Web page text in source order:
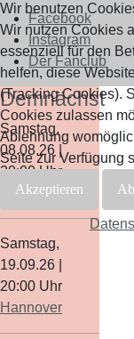
Facebook
Instagram
Der Fanclub
Demnächst
Samstag,
08.08.26 |
20:00Uhr
Schwedt/Oder
Samstag,
19.09.26
20:00 Uhr
Hannover
Wir benutzen
Wir nutzen Cookies
essenziell für den
helfen, diese
(Tracking Cookies).
Cookies zulassen
Ablehnung
Seite zur Verfügung
Akzeptieren